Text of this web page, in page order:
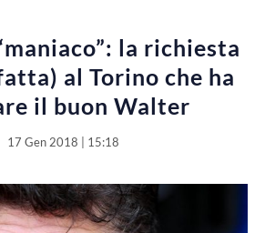
la richiesta
al Torino che ha
il buon Walter
17 Gen 2018 | 15:18